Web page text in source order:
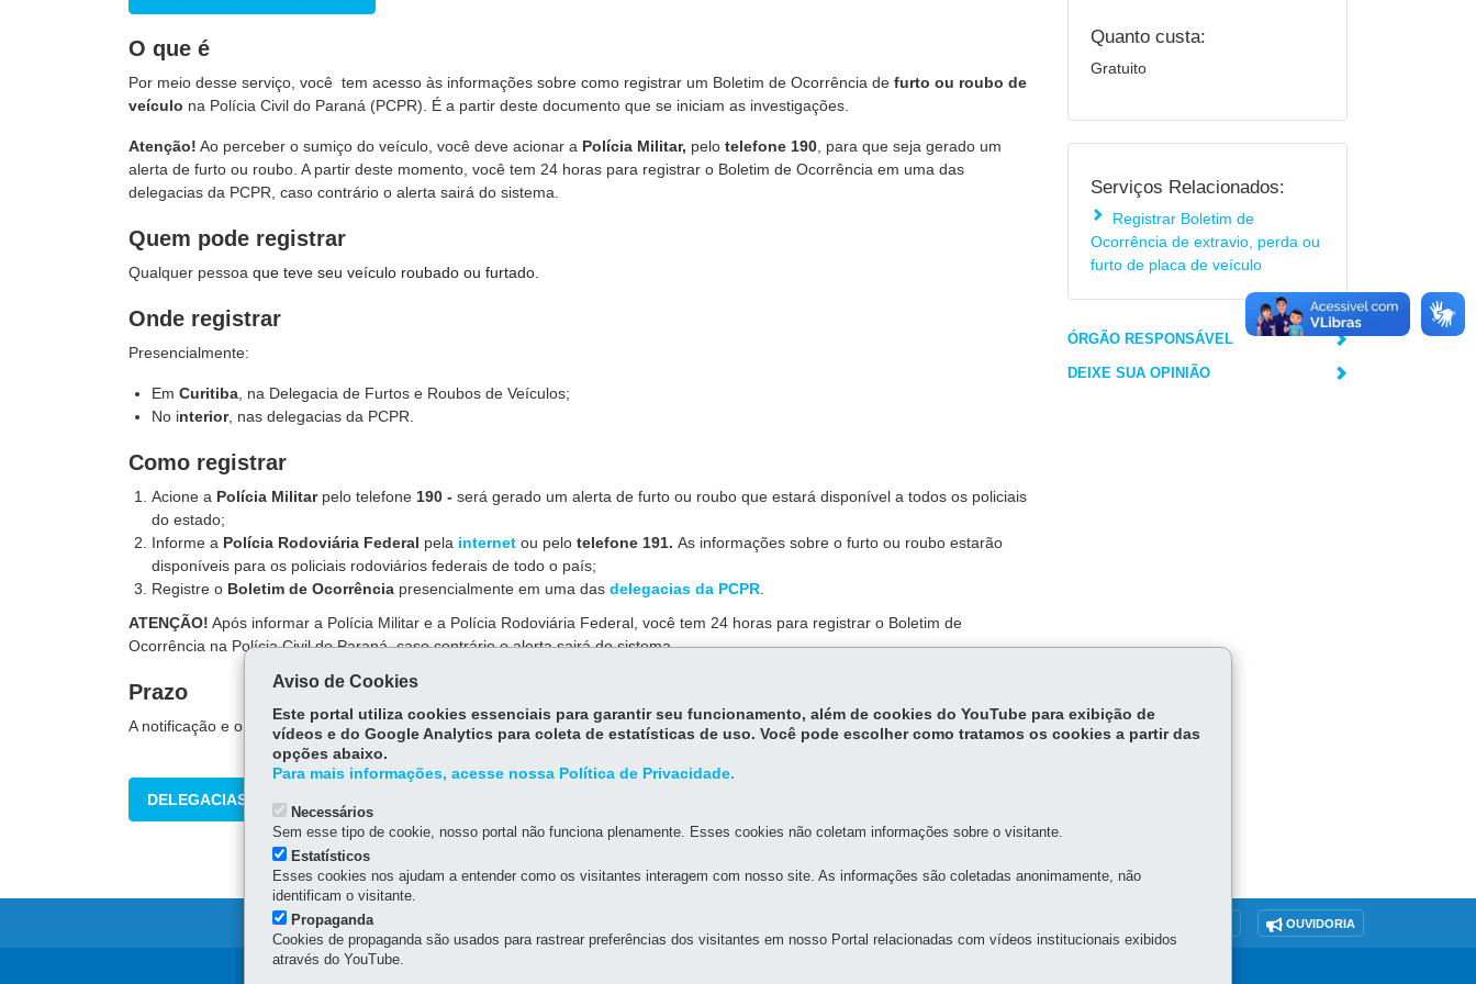
O que é
Por meio desse serviço, você tem acesso às informações sobre como registrar um Boletim de Ocorrência de furto ou roubo de
veículo na Polícia Civil do Paraná (PCPR). É a partir deste documento que se iniciam as investigações.
Atenção! Ao perceber o sumiço do veículo, você deve acionar a Polícia Militar, pelo telefone 190 , para que seja gerado um
alerta de furto ou roubo. A partir deste momento, você tem 24 horas para registrar o Boletim de Ocorrência em uma das
delegacias da PCPR, caso contrário o alerta sairá do sistema.
Quem pode registrar
Qualquer pessoa que teve seu veículo roubado ou furtado.
Onde registrar
Presencialmente:
EmCuritiba , na Delegacia de Furtos e Roubos de Veículos;
No interior, nas delegacias da PCPR.
Como registrar
Acione a Polícia Militarpelo telefone 190 - será gerado um alerta de furto ou roubo que estará disponível a todos os policiais
do estado;
Informe a Polícia Rodoviária Federal pela internet ou pelotelefone 191.As informações sobre o furto ou roubo estarão
disponíveis para os policiais rodoviários federais de todo o país;
Registre o Boletim de Ocorrência presencialmente em uma dasdelegacias da PCPR
ATENÇÃO! Após informar a Polícia Militar e a Polícia Rodoviária Federal, você tem 24 horas para registrar o Boletim de
Ocorrência na Polícia Civil do Paraná, caso contrário o alerta sairá do sistema.
Prazo
A notificação e o registro do boletim de ocorrência são imediatos.
DELEGACIAS POLÍCIA CIVIL
Quanto custa:
Gratuito
Serviços Relacionados:
Registrar Boletim de
Ocorrência de extravio, perda ou
furto de placa de veículo
ÓRGÃO RESPONSÁVEL
DEIXE SUA OPINIÃO
OUVIDORIA
Aviso de Cookies
Este portal utiliza cookies essenciais para garantir seu funcionamento, além de cookies do YouTube para exibição de
vídeos e do Google Analytics para coleta de estatísticas de uso. Você pode escolher como tratamos os cookies a partir das
opções abaixo.
Para mais informações, acesse nossa Política de Privacidade.
Necessários
Sem esse tipo de cookie, nosso portal não funciona plenamente. Esses cookies não coletam informações sobre o visitante.
Estatísticos
Esses cookies nos ajudam a entender como os visitantes interagem com nosso site. As informações são coletadas anonimamente, não
identificam o visitante.
Propaganda
Cookies de propaganda são usados para rastrear preferências dos visitantes em nosso Portal relacionadas com vídeos institucionais exibidos
através do YouTube.